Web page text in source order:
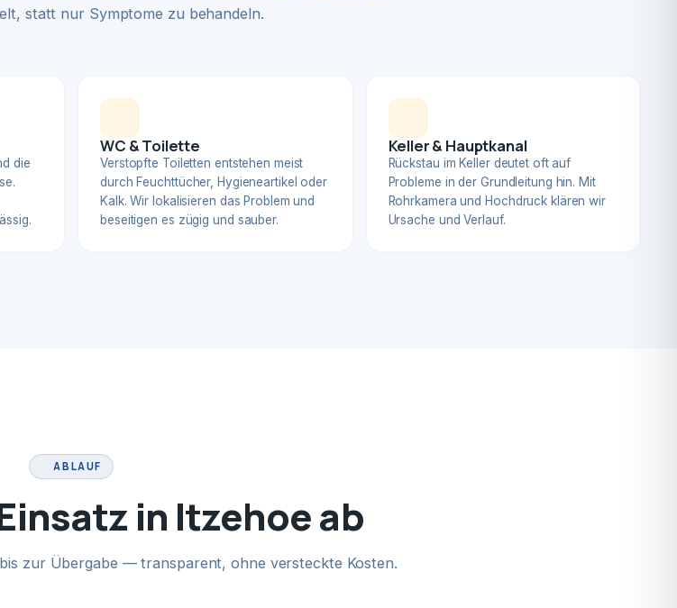
statt nur Symptome zu behandeln.
die
WC & Toilette
Verstopfte Toiletten entstehen meist
durch Feuchttücher, Hygieneartikel oder
Kalk. Wir lokalisieren das Problem und
beseitigen es zügig und sauber.
Keller & Hauptkanal
Rückstau im Keller deutet oft auf
Probleme in der Grundleitung hin. Mit
Rohrkamera und Hochdruck klären wir
Ursache und Verlauf.
ABLAUF
in Itzehoe ab
zur Übergabe — transparent, ohne versteckte Kosten.